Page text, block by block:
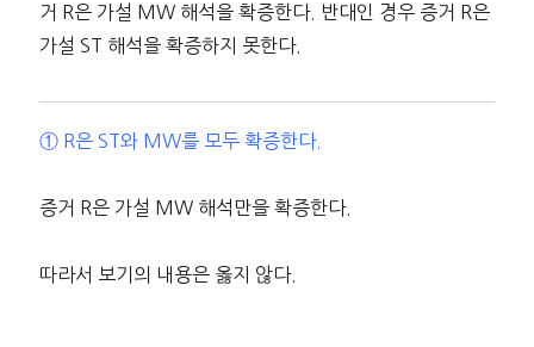
거 R은 가설 MW 해석을 확증한다. 반대인 경우 증거 R은
가설 ST 해석을 확증하지 못한다.
① R은 ST와 MW를 모두 확증한다.
증거 R은 가설 MW 해석만을 확증한다.
따라서 보기의 내용은 옳지 않다.